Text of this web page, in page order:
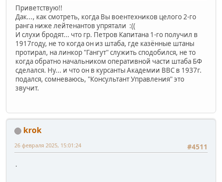
Приветствую!!
Дак..., как смотреть, когда Вы воентехников целого 2-го
ранга ниже лейтенантов упрятали :((
И слухи бродят... что гр. Петров Капитана 1-го получил в
1917году, не то когда он из штаба, где казённые штаны
протирал, на линкор "Гангут" служить сподобился, не то
когда обратно начальником оперативной части штаба БФ
сделался. Ну... и что он в курсанты Академии ВВС в 1937г.
подался, сомневаюсь, "Консультант Управления" это
звучит.
krok
#4511
26 февраля 2025, 15:01:24
.